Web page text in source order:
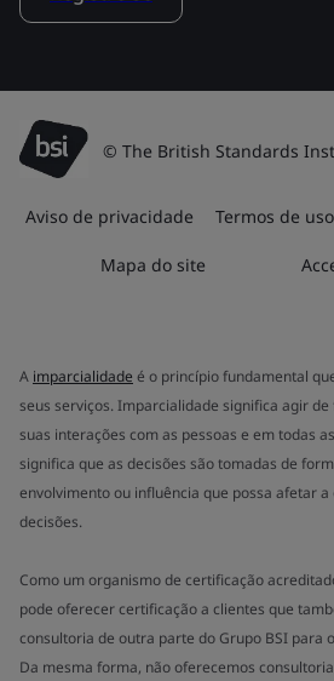
© The British Standards
Aviso de privacidade Termos de uso
Mapa do site
A imparcialidade é o princípio fundamental
seus serviços. Imparcialidade significa agir
suas interações com as pessoas e em todas
significa que as decisões são tomadas de
envolvimento ou influência que possa afetar
decisões.
Como um organismo de certificação
pode oferecer certificação a clientes que
consultoria de outra parte do Grupo BSI para
Da mesma forma, não oferecemos